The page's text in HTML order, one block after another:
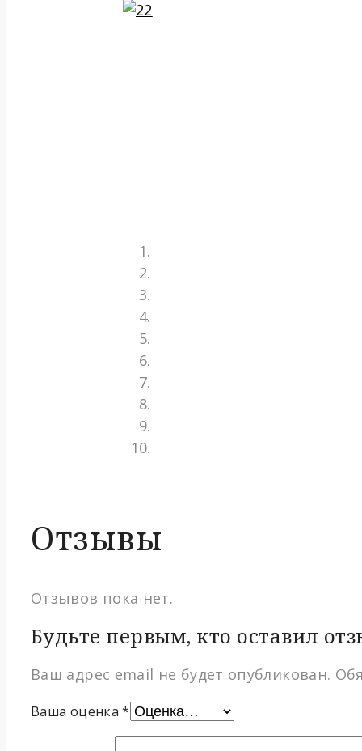
Отзывы
Отзывов пока нет.
Будьте первым, кто оставил
Ваш адрес email не будет опубликован.
Ваша оценка*